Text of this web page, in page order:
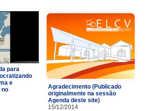
para
e
no
Agradecimento (Publicado
originalmente na sessão
Agenda deste site)
15/12/2014